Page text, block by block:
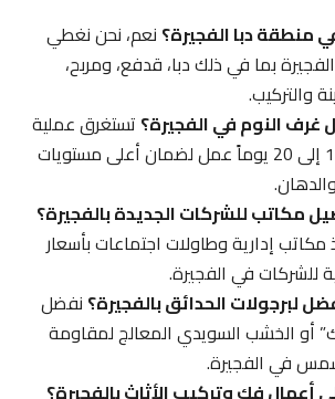
دبا الفجيرة؟نعم، نحن نغطي
بما في ذلك دبا، قدفع، ومربح،
النوم في الفجيرة؟تستغرق عملية
التفصيل عادة من 14 إلى 20 يوماً عمل لضمان أعلى مستويات
للشركات الجديدة بالفجيرة؟
إدارية وطاولات اجتماعات بأسعار
في الفجيرة.
لبرجولات الحدائق بالفجيرة؟نفضل
أو الخشب السويدي المعالج لمقاومة
في الفجيرة.
فك وتركيب الأثاث بالفجيرة؟